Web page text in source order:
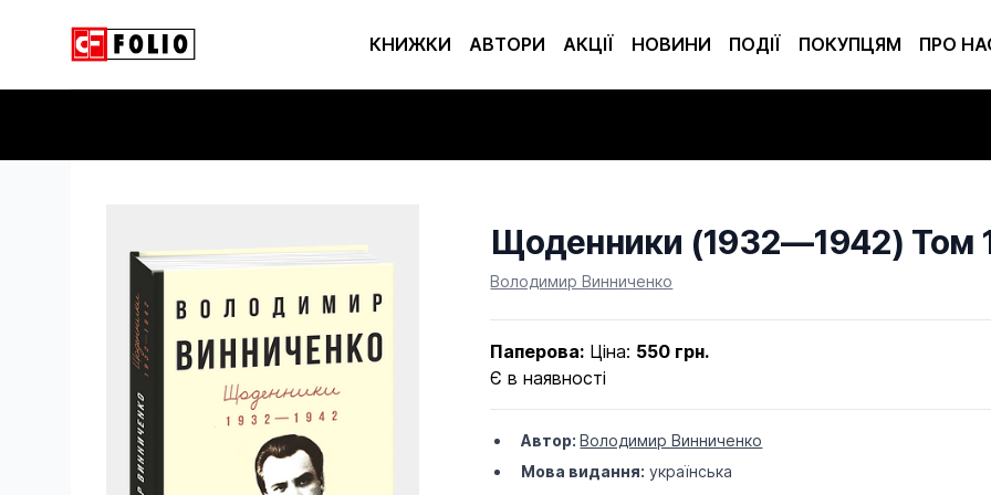
КНИЖКИ АВТОРИ АКЦІЇ НОВИНИ ПОДІЇ ПОКУПЦЯМ ПРО
Щоденники (1932—1942) Том
Product information
Володимир Винниченко
Паперова: Ціна: 550 грн.
Є в наявності
Автор:Володимир Винниченко
Мова видання: українська